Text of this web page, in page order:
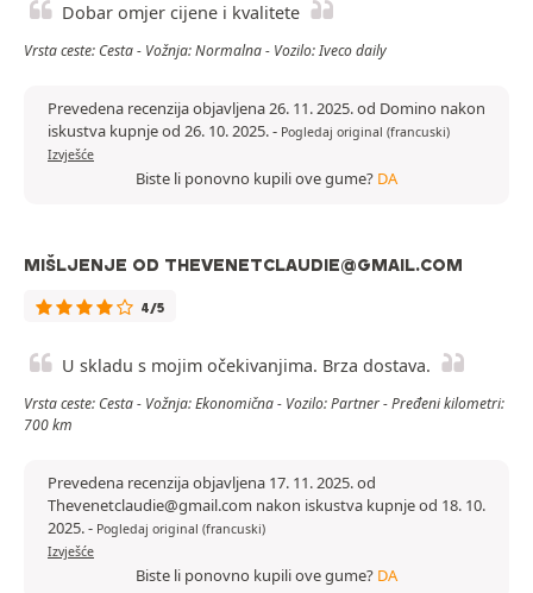
Dobar omjer cijene i kvalitete
Vrsta ceste: Cesta - Vožnja: Normalna - Vozilo: Iveco daily
Prevedena recenzija objavljena 26. 11. 2025. od Domino nakon
iskustva kupnje od 26. 10. 2025.- Pogledaj original (francuski)
Izvješće
Biste li ponovno kupili ove gume? DA
MIŠLJENJE OD THEVENETCLAUDIE@GMAIL.COM
4/5
U skladu s mojim očekivanjima. Brza dostava.
Vrsta ceste: Cesta - Vožnja: Ekonomična - Vozilo: Partner - Pređeni kilometri:
700 km
Prevedena recenzija objavljena 17. 11. 2025. od
Thevenetclaudie@gmail.com nakon iskustva kupnje od 18. 10.
2025.- Pogledaj original (francuski)
Izvješće
Biste li ponovno kupili ove gume? DA